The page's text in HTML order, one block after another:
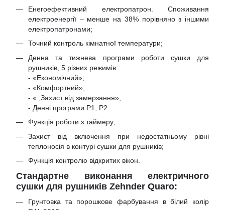
Енегоефективний електропатрон. Споживання
електроенергії – менше на 38% порівняно з іншими
електропатронами;
Точний контроль кімнатної температури;
Денна та тижнева програми роботи сушки для
рушників, 5 різних режимів:
- «Економічний»;
- «Комфортний»;
- « ;Захист від замерзання»;
- Денні програми P1, P2.
Функція роботи з таймеру;
Захист від включення при недостатньому рівні
теплоносія в контурі сушки для рушників;
Функція контролю відкритих вікон.
Стандартне виконання електричного
сушки для рушників Zehnder Quaro:
Грунтовка та порошкове фарбування в білий колір